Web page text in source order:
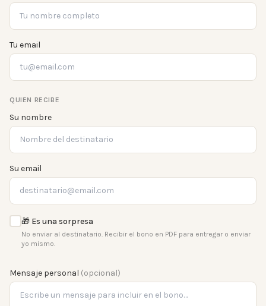
Tu email
QUIEN RECIBE
Su nombre
Su email
🎁 Es una sorpresa
No enviar al destinatario. Recibir el bono en PDF para entregar o enviar
yo mismo.
Mensaje personal (opcional)